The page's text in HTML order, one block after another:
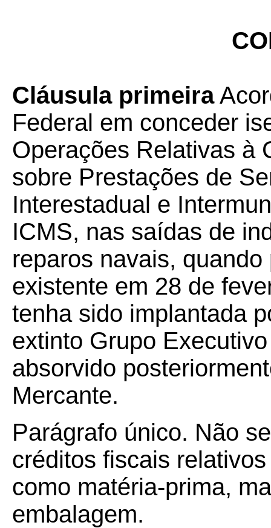
Cláusula primeira
Federal em conceder
Operações Relativas à
sobre Prestações de
Interestadual e
ICMS, nas saídas de
reparos navais,
existente em 28 de
tenha sido implantada
extinto Grupo
absorvido
Mercante.
Parágrafo único. Não
créditos fiscais
como matéria-prima,
embalagem.